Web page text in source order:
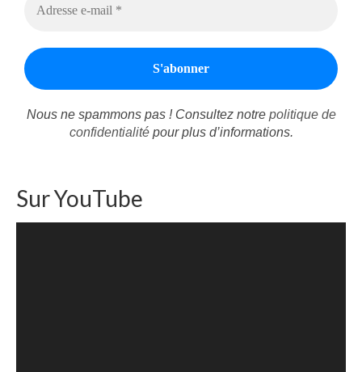
Nous ne spammons pas ! Consultez notre politique de
confidentialitépour plus d’informations.
Sur YouTube